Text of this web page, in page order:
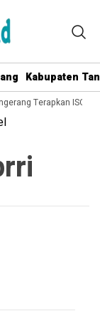
Kabupaten
Terapkan ISO